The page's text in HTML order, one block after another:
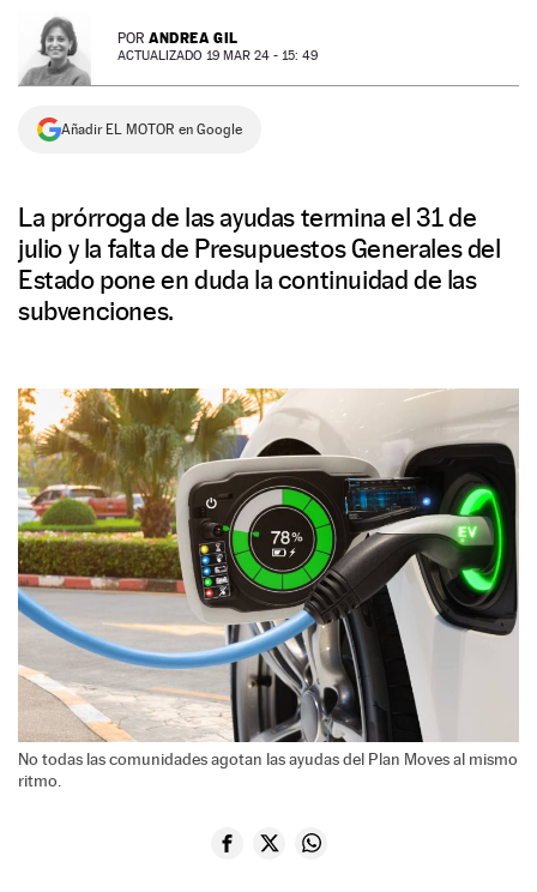
NEWSLETTER POR ANDREA GIL
ACTUALIZADO 19 MAR 24 - 15: 49
Añadir EL MOTOR en Google
La prórroga de las ayudas termina el 31 de
julio y la falta de Presupuestos Generales del
Estado pone en duda la continuidad de las
subvenciones.
No todas las comunidades agotan las ayudas del Plan Moves al mismo
ritmo.